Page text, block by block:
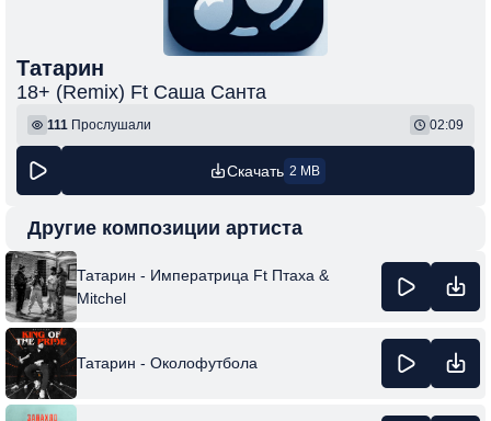
Шансон
Фонк
Татарин
18+ (Remix) Ft Саша Санта
111 Прослушали 02:09
Скачать 2 MB
Другие композиции артиста
Татарин - Императрица Ft Птаха &
Mitchel
Татарин - Околофутбола